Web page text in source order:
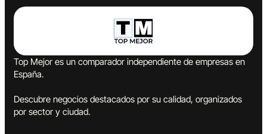
Top Mejor es un comparador independiente de empresas en
España.
Descubre negocios destacados por su calidad, organizados
por sector y ciudad.